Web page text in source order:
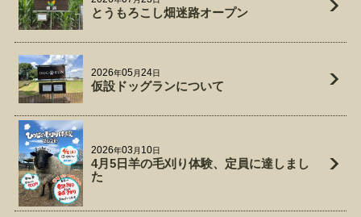
とうもろこし畑迷路オープン
2026年05 月24日
仮設ドッグランについて
2026年03 月 10日
4月5日羊の毛刈り体験、定員に達しまし
た